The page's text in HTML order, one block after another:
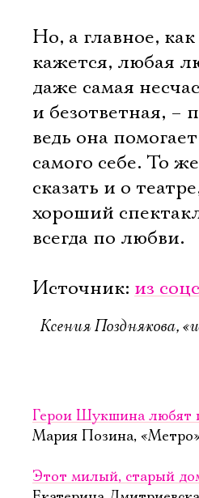
Но, а главное,
кажется, любая
даже самая
и безответная, –
ведь она
самого себе. То
сказать и о
хороший
всегда по любви.
Источник: из
Ксения Позднякова,
Герои Шукшина любят
Мария Позина,
Этот милый, старый